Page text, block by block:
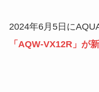
2024年6月5日に
「AQW-VX12R」が